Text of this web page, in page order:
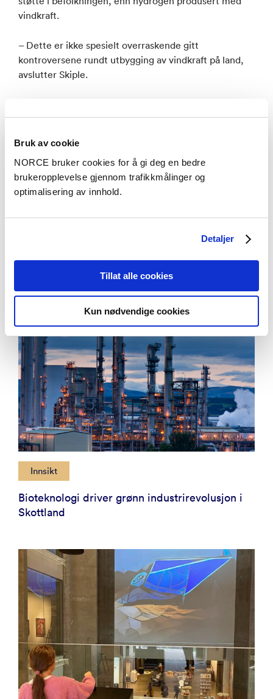
Bruk av cookie
NORCE bruker cookies for å gi deg en bedre
brukeropplevelse gjennom trafikkmålinger og
optimalisering av innhold.
Detaljer
Tillat alle cookies
Kun nødvendige cookies
vindkraft.
– Dette er ikke spesielt overraskende gitt
kontroversene rundt utbygging av vindkraft på land,
avslutter Skiple.
forskningssenteret HyValue. Undersøkelsen som
det på hele verdikjeden for hydrogen, og på temaer
som produksjon, lagring, marked, regelverk, sikkerhet
og offentlig støtte.
Se alle artikler
Innsikt
Bioteknologi driver grønn industrirevolusjon i
Skottland